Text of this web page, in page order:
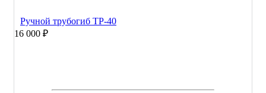
Ручной трубогиб ТР-40
16 000 ₽